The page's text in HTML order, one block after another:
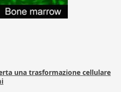
una trasformazione cellulare